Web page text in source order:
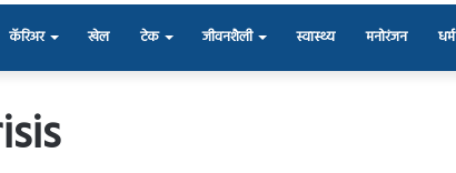
कॅरिअर खेल टेक जीवनशैली स्वास्थ्य मनोरंजन धर्म